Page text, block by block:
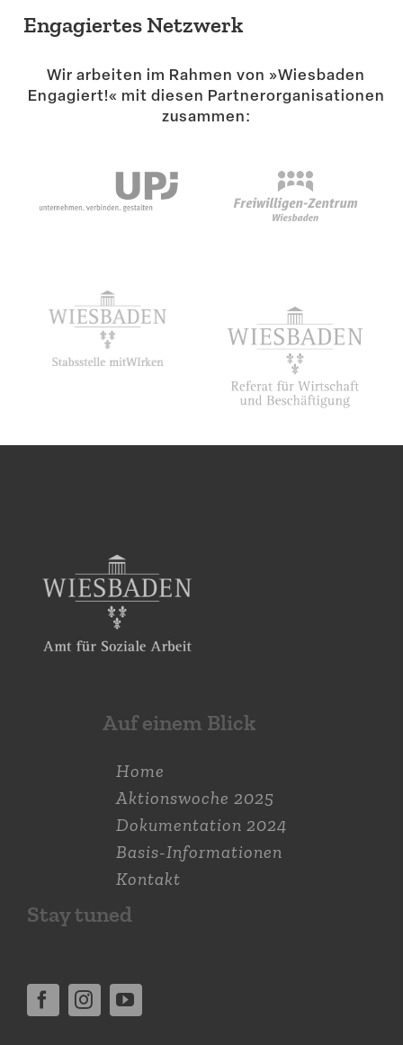
Engagiertes Netzwerk
Wir arbeiten im Rahmen von »Wiesbaden
Engagiert!« mit diesen Partner­or­ga­ni­sa­tionen
zusammen:
Auf einem Blick
Home
Aktions­woche 2025
Dokumen­tation 2024
Basis-Informationen
Kontakt
Stay tuned